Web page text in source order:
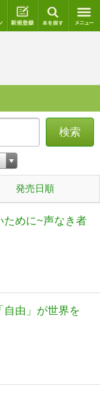
ログイン 新規登録
検索
発売日順
ために~声なき者
由」が世界を